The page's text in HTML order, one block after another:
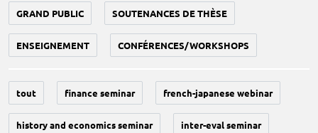
GRAND PUBLIC SOUTENANCES DE THÈSE
ENSEIGNEMENT CONFÉRENCES/WORKSHOPS
tout finance seminar french-japanese webinar
history and economics seminar inter-eval seminar